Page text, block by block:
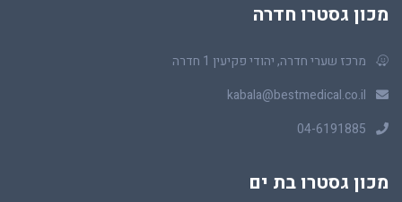
מכון גסטרו חדרה
מרכז שערי חדרה, יהודי פקיעין 1 חדרה
kabala@bestmedical.co.il
04-6191885
מכון גסטרו בת ים